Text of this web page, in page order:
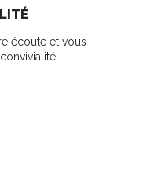
écoute et vous